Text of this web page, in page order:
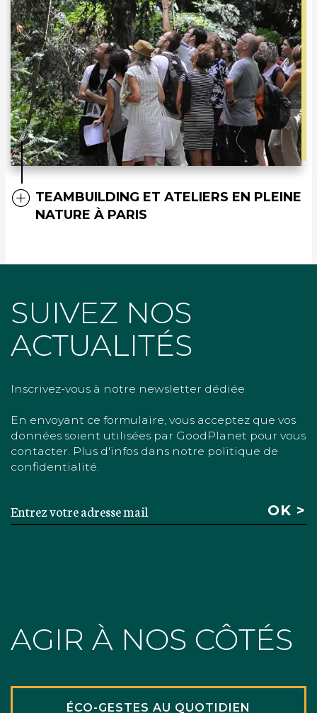
TEAMBUILDING ET ATELIERS EN PLEINE
NATURE À PARIS
SUIVEZ NOS
ACTUALITÉS
Inscrivez-vous à notre newsletter dédiée
En envoyant ce formulaire, vous acceptez que vos
données soient utilisées par GoodPlanet pour vous
contacter. Plus d'infos dans notre politique de
confidentialité.
AGIR À NOS CÔTÉS
ÉCO-GESTES AU QUOTIDIEN